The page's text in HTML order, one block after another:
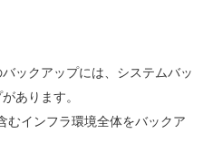
ックアップには、システムバッ
あります。
むインフラ環境全体をバックア